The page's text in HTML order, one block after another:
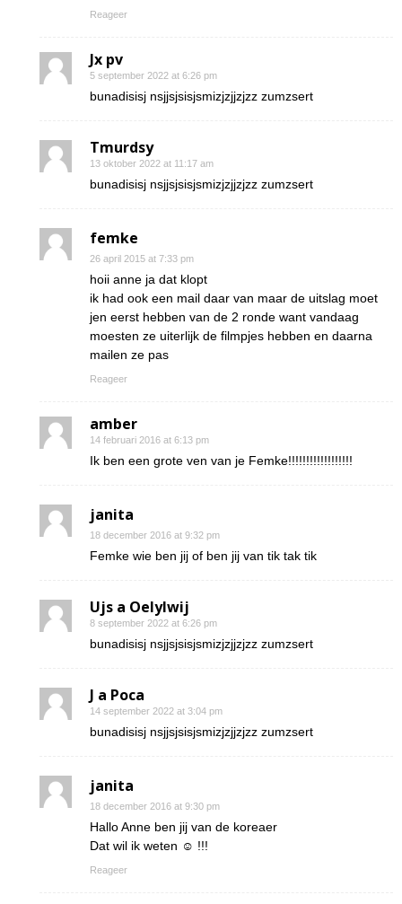
Reageer
Jx pv
5 september 2022 at 6:26 pm
bunadisisj nsjjsjsisjsmizjzjjzjzz zumzsert
Tmurdsy
13 oktober 2022 at 11:17 am
bunadisisj nsjjsjsisjsmizjzjjzjzz zumzsert
femke
26 april 2015 at 7:33 pm
hoii anne ja dat klopt
ik had ook een mail daar van maar de uitslag moet
jen eerst hebben van de 2 ronde want vandaag
moesten ze uiterlijk de filmpjes hebben en daarna
mailen ze pas
Reageer
amber
14 februari 2016 at 6:13 pm
Ik ben een grote ven van je Femke!!!!!!!!!!!!!!!!!!
janita
18 december 2016 at 9:32 pm
Femke wie ben jij of ben jij van tik tak tik
Ujs a Oelylwij
8 september 2022 at 6:26 pm
bunadisisj nsjjsjsisjsmizjzjjzjzz zumzsert
J a Poca
14 september 2022 at 3:04 pm
bunadisisj nsjjsjsisjsmizjzjjzjzz zumzsert
janita
18 december 2016 at 9:30 pm
Hallo Anne ben jij van de koreaer
Dat wil ik weten ☺ !!!
Reageer